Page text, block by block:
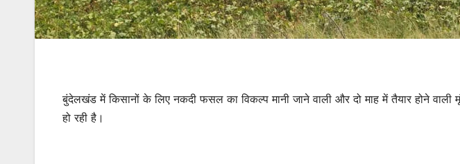
बुंदेलखंड में किसानों के लिए नकदी फसल का विकल्प मानी जाने वाली और दो माह में तैयार होने वाली
हो रही है।